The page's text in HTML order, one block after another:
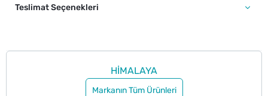
Teslimat Seçenekleri
HİMALAYA
Markanın Tüm Ürünleri